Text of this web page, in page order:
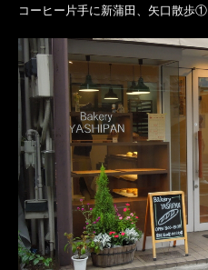
コーヒー片手に新蒲田、矢口散歩①